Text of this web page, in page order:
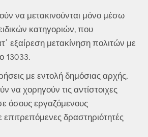
να μετακινούνται μόνο μέσω
κατηγοριών, που
εξαίρεση μετακίνηση πολιτών με
13033.
με εντολή δημόσιας αρχής,
να χορηγούν τις αντίστοιχες
όσους εργαζόμενους
δραστηριότητές